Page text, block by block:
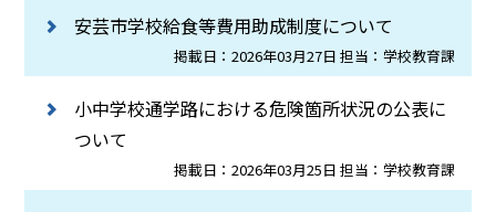
安芸市学校給食等費用助成制度について
掲載日：2026年03月27日 担当：学校教育課
小中学校通学路における危険箇所状況の公表に
ついて
掲載日：2026年03月25日 担当：学校教育課